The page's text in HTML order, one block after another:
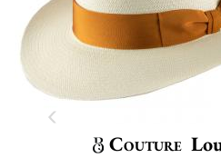
Couture